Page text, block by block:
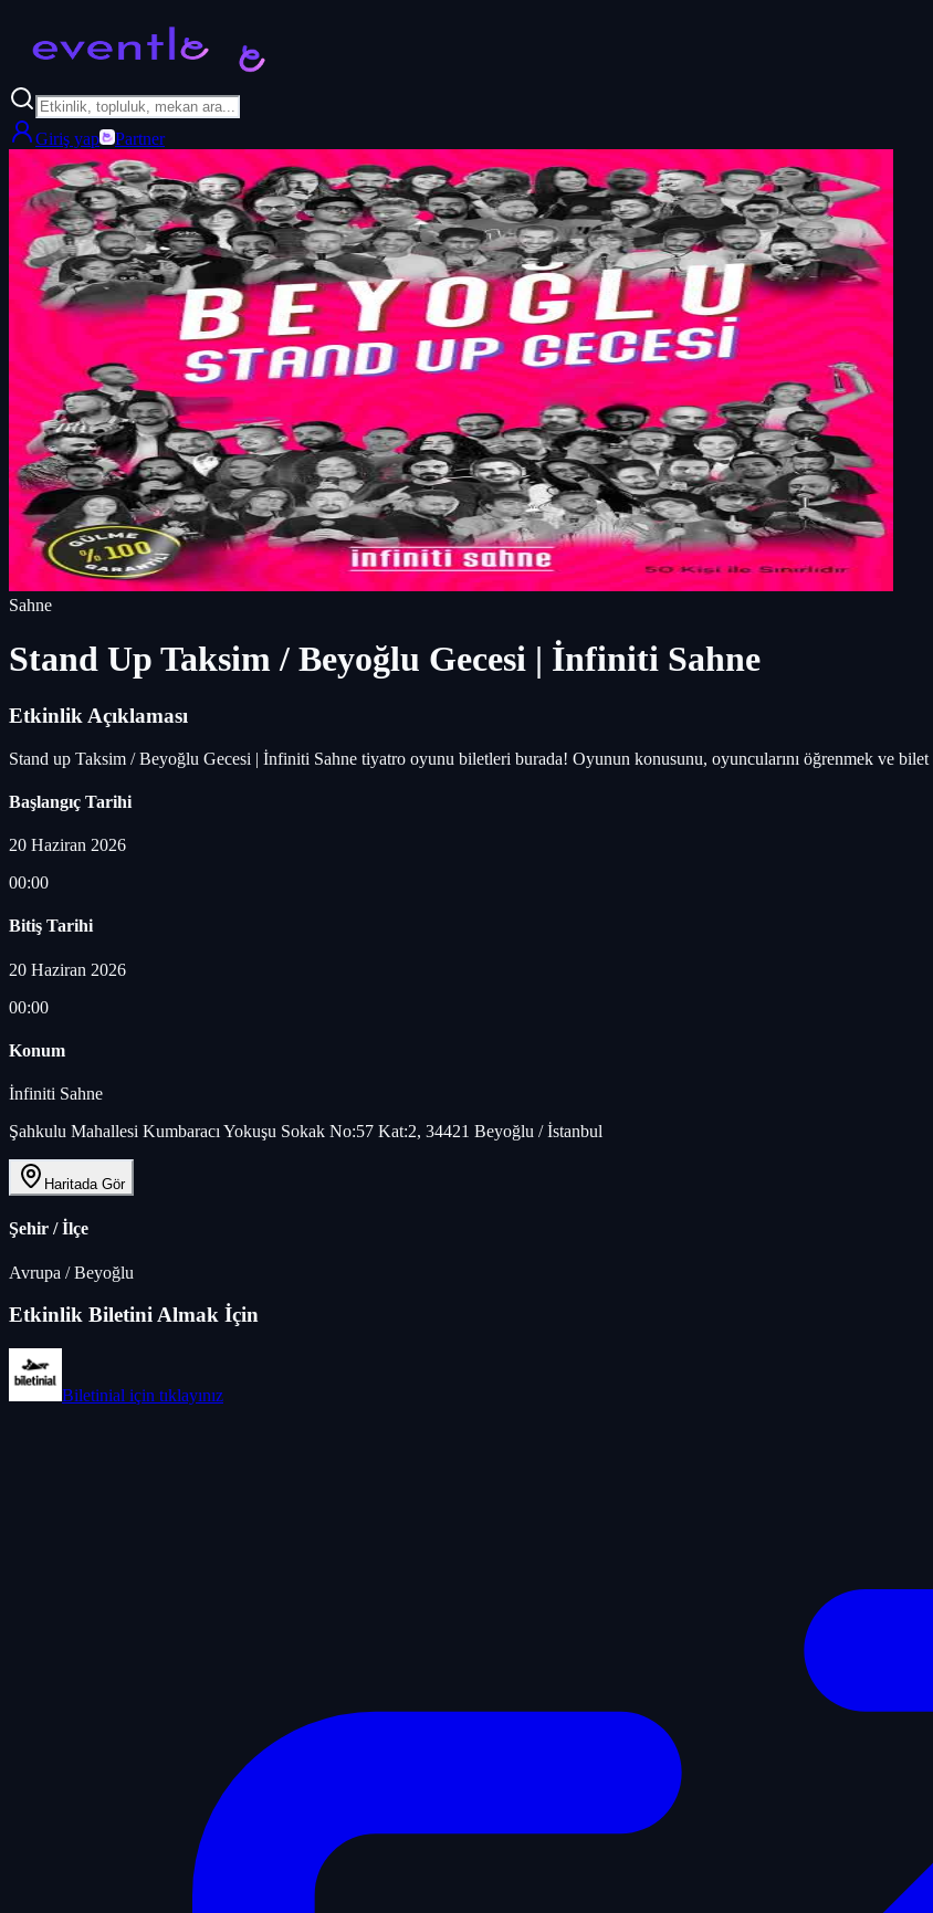
Giriş yap Partner
Sahne
Stand Up Taksim / Beyoğlu Gecesi | İnfiniti Sahne
Etkinlik Açıklaması
Stand up Taksim / Beyoğlu Gecesi | İnfiniti Sahne tiyatro oyunu biletleri burada! Oyunun konusunu, oyuncularını öğrenmek ve bilet
Başlangıç Tarihi
20 Haziran 2026
00:00
Bitiş Tarihi
20 Haziran 2026
00:00
Konum
İnfiniti Sahne
Şahkulu Mahallesi Kumbaracı Yokuşu Sokak No:57 Kat:2, 34421 Beyoğlu / İstanbul
Haritada Gör
Şehir / İlçe
Avrupa /Beyoğlu
Etkinlik Biletini Almak İçin
Biletinial için tıklayınız